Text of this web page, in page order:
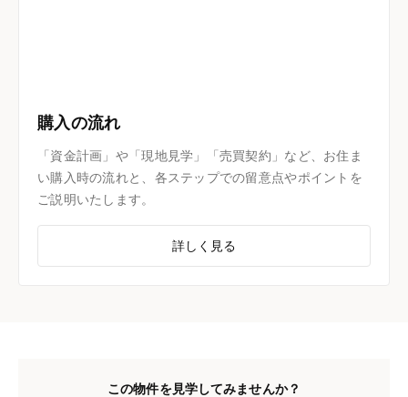
購入の流れ
「資金計画」や「現地見学」「売買契約」など、お住ま
い購入時の流れと、各ステップでの留意点やポイントを
ご説明いたします。
詳しく見る
この物件を見学してみませんか？